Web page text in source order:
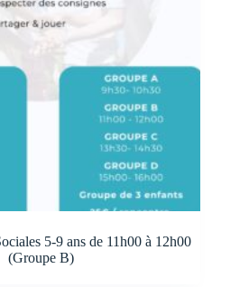
5-9 ans de 11h00 à 12h00
(Groupe B)